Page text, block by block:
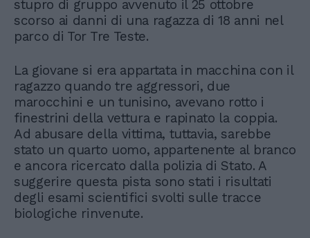
stupro di gruppo avvenuto il 25 ottobre
scorso ai danni di una ragazza di 18 anni nel
parco di Tor Tre Teste.
La giovane si era appartata in macchina con il
ragazzo quando tre aggressori, due
marocchini e un tunisino, avevano rotto i
finestrini della vettura e rapinato la coppia.
Ad abusare della vittima, tuttavia, sarebbe
stato un quarto uomo, appartenente al branco
e ancora ricercato dalla polizia di Stato. A
suggerire questa pista sono stati i risultati
degli esami scientifici svolti sulle tracce
biologiche rinvenute.